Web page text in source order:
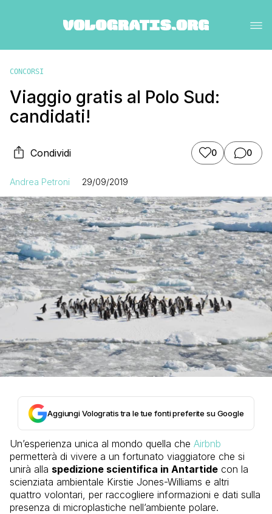
CONCORSI
Viaggio gratis al Polo Sud:
candidati!
Condividi 0 0
Andrea Petroni 29/09/2019
Aggiungi Vologratis tra le tue fonti preferite su Google
Un’esperienza unica al mondo quella che Airbnb
permetterà di vivere a un fortunato viaggiatore che si
unirà alla spedizione scientifica in Antartide con la
scienziata ambientale Kirstie Jones-Williams e altri
quattro volontari, per raccogliere informazioni e dati sulla
presenza di microplastiche nell’ambiente polare.